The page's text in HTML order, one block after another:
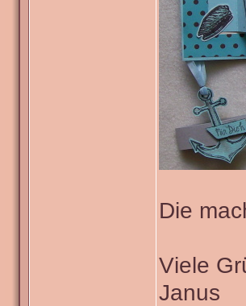
Die
Viele
Janus